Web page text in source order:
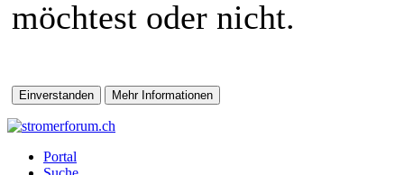
möchtest oder nicht.
Portal